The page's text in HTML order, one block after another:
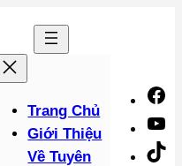
Trang Chủ
Giới Thiệu
Về Tuyên